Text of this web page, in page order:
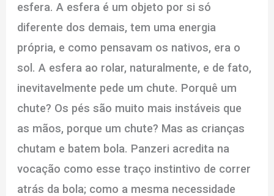
esfera. A esfera é um objeto por si só
diferente dos demais, tem uma energia
própria, e como pensavam os nativos, era o
sol. A esfera ao rolar, naturalmente, e de fato,
inevitavelmente pede um chute. Porquê um
chute? Os pés são muito mais instáveis que
as mãos, porque um chute? Mas as crianças
chutam e batem bola. Panzeri acredita na
vocação como esse traço instintivo de correr
atrás da bola; como a mesma necessidade